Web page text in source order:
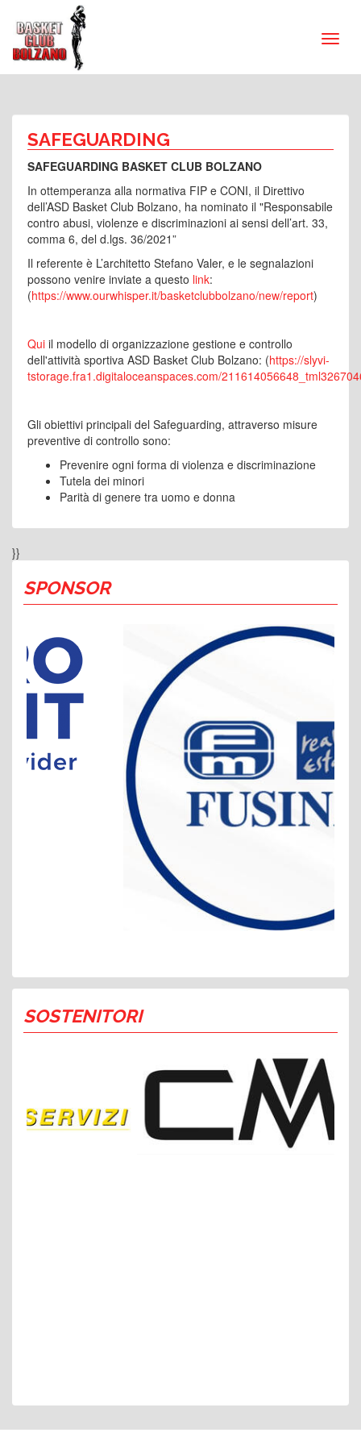
}}
SPONSOR
SOSTENITORI
SAFEGUARDING
SAFEGUARDING BASKET CLUB BOLZANO
In ottemperanza alla normativa FIP e CONI, il Direttivo
dell’ASD Basket Club Bolzano, ha nominato il "Responsabile
contro abusi, violenze e discriminazioni ai sensi dell’art. 33,
comma 6, del d.lgs. 36/2021”
Il referente è L’architetto Stefano Valer, e le segnalazioni
possono venire inviate a questo link:
(https://www.ourwhisper.it/basketclubbolzano/new/report)
Qui il modello di organizzazione gestione e controllo
dell'attività sportiva ASD Basket Club Bolzano: (https://slyvi-
tstorage.fra1.digitaloceanspaces.com/
Gli obiettivi principali del Safeguarding, attraverso misure
preventive di controllo sono:
Prevenire ogni forma di violenza e discriminazione
Tutela dei minori
Parità di genere tra uomo e donna